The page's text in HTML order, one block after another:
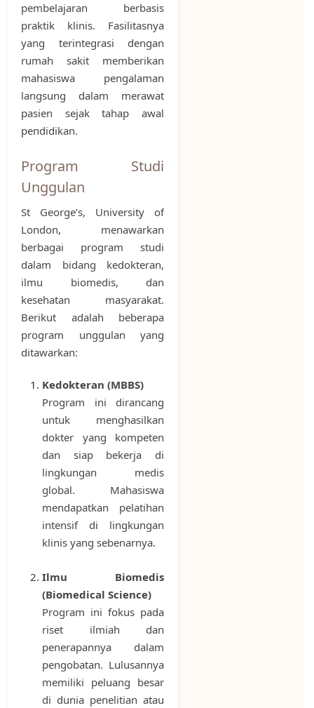
pembelajaran berbasis
praktik klinis. Fasilitasnya
yang terintegrasi dengan
rumah sakit memberikan
mahasiswa pengalaman
langsung dalam merawat
pasien sejak tahap awal
pendidikan.
Program Studi
Unggulan
St George’s, University of
London, menawarkan
berbagai program studi
dalam bidang kedokteran,
ilmu biomedis, dan
kesehatan masyarakat.
Berikut adalah beberapa
program unggulan yang
ditawarkan:
Kedokteran (MBBS)
Program ini dirancang
untuk menghasilkan
dokter yang kompeten
dan siap bekerja di
lingkungan medis
global. Mahasiswa
mendapatkan pelatihan
intensif di lingkungan
klinis yang sebenarnya.
Ilmu Biomedis
(Biomedical Science)
Program ini fokus pada
riset ilmiah dan
penerapannya dalam
pengobatan. Lulusannya
memiliki peluang besar
di dunia penelitian atau